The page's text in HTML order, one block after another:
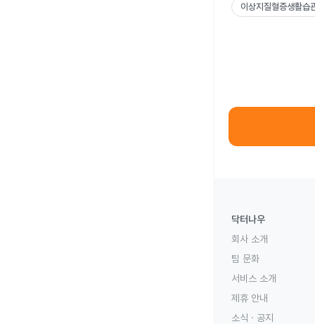
이상지질혈증생활습
닥터나우
회사 소개
팀 문화
서비스 소개
제휴 안내
소식 · 공지